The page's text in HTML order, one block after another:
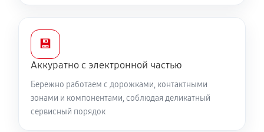
💾
Аккуратно с электронной частью
Бережно работаем с дорожками, контактными
зонами и компонентами, соблюдая деликатный
сервисный порядок